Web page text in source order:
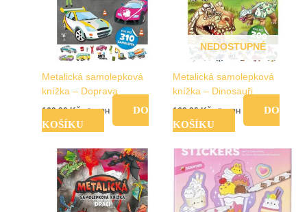
Metalická samolepková
knížka – Doprava
169,00Kč vč. DPH
DO
KOŠÍKU
NEDOSTUPNÉ
Metalická samolepková
knížka – Dinosauři
169,00Kč vč. DPH
DO
KOŠÍKU